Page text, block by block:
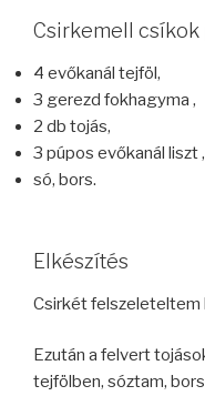
Csirkemell csíkok
4 evőkanál tejföl,
3 gerezd fokhagyma ,
2 db tojás,
3 púpos evőkanál liszt ,
só, bors.
Elkészítés
Csirkét
Ezután a felvert
tejfölben, sóztam,